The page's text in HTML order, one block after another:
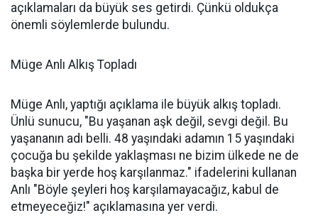
açıklamaları da büyük ses getirdi. Çünkü oldukça
önemli söylemlerde bulundu.
Müge Anlı Alkış Topladı
Müge Anlı, yaptığı açıklama ile büyük alkış topladı.
Ünlü sunucu, "Bu yaşanan aşk değil, sevgi değil. Bu
yaşananın adı belli. 48 yaşındaki adamın 15 yaşındaki
çocuğa bu şekilde yaklaşması ne bizim ülkede ne de
başka bir yerde hoş karşılanmaz." ifadelerini kullanan
Anlı "Böyle şeyleri hoş karşılamayacağız, kabul de
etmeyeceğiz!" açıklamasına yer verdi.